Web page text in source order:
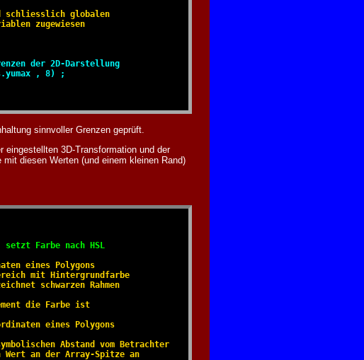
schliesslich globalen
zugewiesen
der 2D-Darstellung
, 8) ;
sinnvoller Grenzen geprüft.
eingestellten 3D-Transformation und der
diesen Werten (und einem kleinen Rand)
Farbe nach HSL
eines Polygons
mit Hintergrundfarbe
schwarzen Rahmen
die Farbe ist
eines Polygons
Abstand vom Betrachter
Wert an der Array-Spitze an